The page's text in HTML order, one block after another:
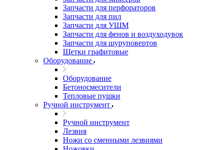
Запчасти для перфораторов
Запчасти для пил
Запчасти для УШМ
Запчасти для фенов и воздуходувок
Запчасти для шуруповертов
Щетки графитовые
Оборудование
Оборудование
Бетоносмесители
Тепловые пушки
Ручной инструмент
Ручной инструмент
Лезвия
Ножи со сменными лезвиями